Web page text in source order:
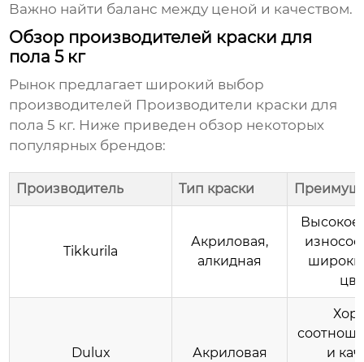
Важно найти баланс между ценой и качеством.
Обзор производителей краски для
пола 5 кг
Рынок предлагает широкий выбор
производителей Производители краски для
пола 5 кг. Ниже приведен обзор некоторых
популярных брендов:
Производитель Тип краски
Tikkurila
Акриловая,
алкидная
Высокое
Dulux Акриловая
и